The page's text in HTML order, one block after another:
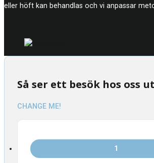
eller höft kan behandlas och vi anpassar
Så ser ett besök hos oss ut
CHANGE ME!
1